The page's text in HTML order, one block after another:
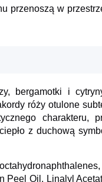
przenoszą w
bergamotki i
róży otulone
charakteru,
z duchową
Oil, Linalyl